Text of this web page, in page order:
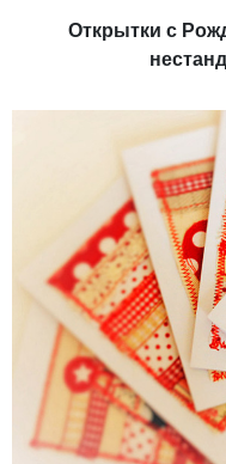
Открытки с